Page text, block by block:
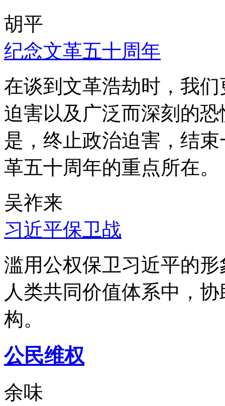
胡平
纪念文革五十周年
在谈到文革浩劫时，我
迫害以及广泛而深刻的
是，终止政治迫害，结
革五十周年的重点所在。
吴祚来
习近平保卫战
滥用公权保卫习近平的
人类共同价值体系中，
构。
公民维权
余味